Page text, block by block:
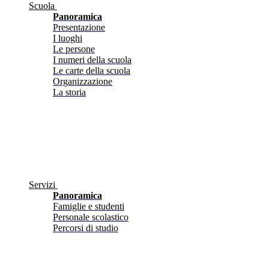
Scuola
Panoramica
Presentazione
I luoghi
Le persone
I numeri della scuola
Le carte della scuola
Organizzazione
La storia
Servizi
Panoramica
Famiglie e studenti
Personale scolastico
Percorsi di studio